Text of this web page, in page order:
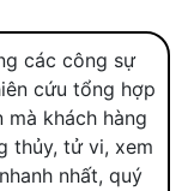
các công sự
cứu tổng hợp
khách hàng
thủy, tử vi, xem
nhất, quý